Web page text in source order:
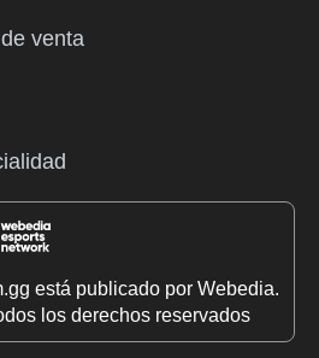
venta
está publicado por Webedia.
los derechos reservados